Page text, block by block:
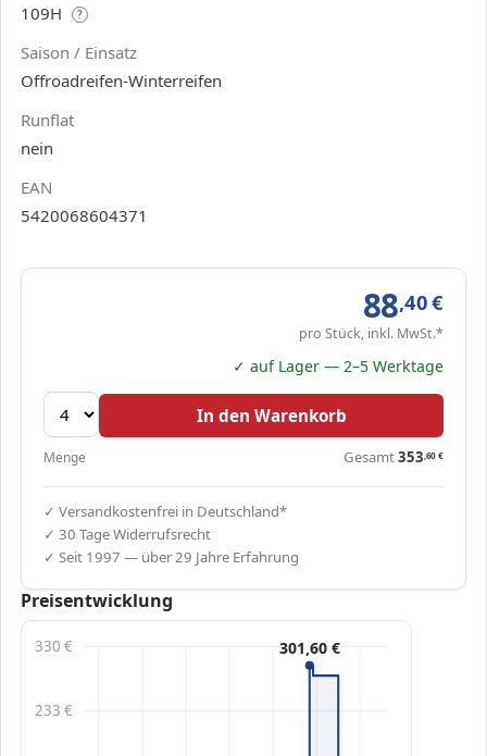
109H
?
Saison / Einsatz
Offroadreifen-Winterreifen
Runflat
nein
EAN
5420068604371
88,40€
pro Stück, inkl. MwSt.*
✓ auf Lager — 2–5 Werktage
In den Warenkorb
Menge Gesamt353,60€
✓ Versandkostenfrei in Deutschland*
✓ 30 Tage Widerrufsrecht
✓ Seit 1997 — über 29 Jahre Erfahrung
Preisentwicklung
233 €
330 € 301,60 €